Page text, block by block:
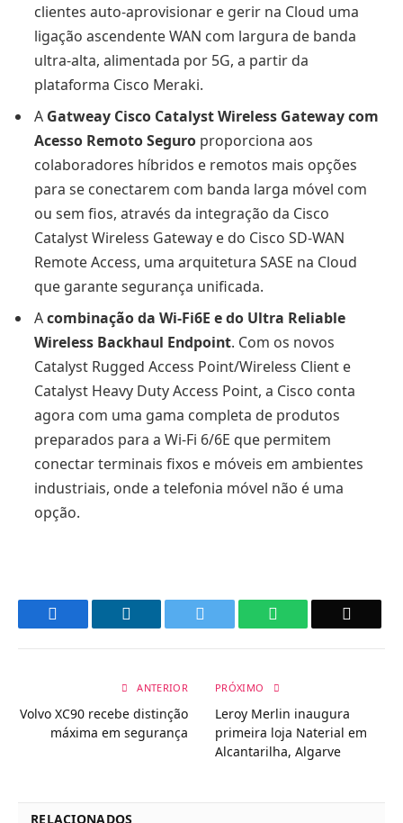
clientes auto-aprovisionar e gerir na Cloud uma
ligação ascendente WAN com largura de banda
ultra-alta, alimentada por 5G, a partir da
plataforma Cisco Meraki.
A Gatweay Cisco Catalyst Wireless Gateway com
Acesso Remoto Seguro proporciona aos
colaboradores híbridos e remotos mais opções
para se conectarem com banda larga móvel com
ou sem fios, através da integração da Cisco
Catalyst Wireless Gateway e do Cisco SD-WAN
Remote Access, uma arquitetura SASE na Cloud
que garante segurança unificada.
Acombinação da Wi-Fi6E e do Ultra Reliable
Wireless Backhaul Endpoint. Com os novos
Catalyst Rugged Access Point/Wireless Client e
Catalyst Heavy Duty Access Point, a Cisco conta
agora com uma gama completa de produtos
preparados para a Wi-Fi 6/6E que permitem
conectar terminais fixos e móveis em ambientes
industriais, onde a telefonia móvel não é uma
opção.
WhatsApp
ANTERIOR
Volvo XC90 recebe distinção
máxima em segurança
PRÓXIMO
Leroy Merlin inaugura
primeira loja Naterial em
Alcantarilha, Algarve
RELACIONADOS